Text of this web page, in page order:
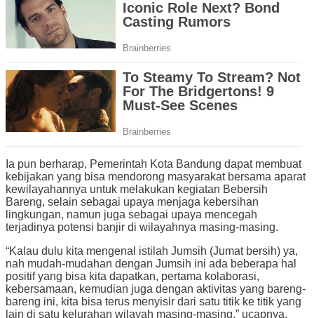
Ia pun berharap, Pemerintah Kota Bandung dapat membuat
kebijakan yang bisa mendorong masyarakat bersama aparat
kewilayahannya untuk melakukan kegiatan Bebersih
Bareng, selain sebagai upaya menjaga kebersihan
lingkungan, namun juga sebagai upaya mencegah
terjadinya potensi banjir di wilayahnya masing-masing.
“Kalau dulu kita mengenal istilah Jumsih (Jumat bersih) ya,
nah mudah-mudahan dengan Jumsih ini ada beberapa hal
positif yang bisa kita dapatkan, pertama kolaborasi,
kebersamaan, kemudian juga dengan aktivitas yang bareng-
bareng ini, kita bisa terus menyisir dari satu titik ke titik yang
lain di satu kelurahan wilayah masing-masing,” ucapnya.